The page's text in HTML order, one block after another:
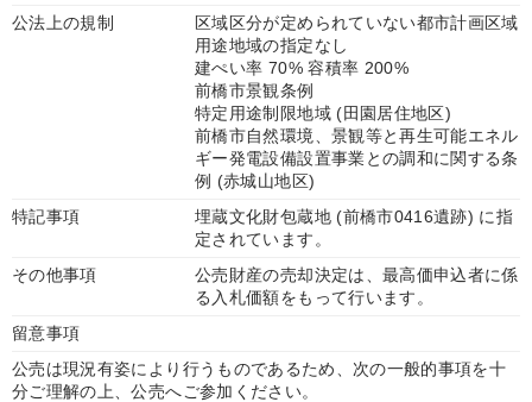
公法上の規制
区域区分が定められていない都市計画区域
用途地域の指定なし
建ぺい率 70% 容積率 200%
前橋市景観条例
特定用途制限地域 (田園居住地区)
前橋市自然環境、景観等と再生可能エネル
ギー発電設備設置事業との調和に関する条
例 (赤城山地区)
特記事項
埋蔵文化財包蔵地 (前橋市0416遺跡) に指
定されています。
その他事項
公売財産の売却決定は、最高価申込者に係
る入札価額をもって行います。
留意事項
公売は現況有姿により行うものであるため、次の一般的事項を十
分ご理解の上、公売へご参加ください。